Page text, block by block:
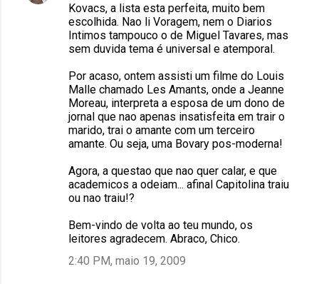
Kovacs, a lista esta perfeita, muito bem
escolhida. Nao li Voragem, nem o Diarios
Intimos tampouco o de Miguel Tavares, mas
sem duvida tema é universal e atemporal.
Por acaso, ontem assisti um filme do Louis
Malle chamado Les Amants, onde a Jeanne
Moreau, interpreta a esposa de um dono de
jornal que nao apenas insatisfeita em trair o
marido, trai o amante com um terceiro
amante. Ou seja, uma Bovary pos-moderna!
Agora, a questao que nao quer calar, e que
academicos a odeiam... afinal Capitolina traiu
ou nao traiu!?
Bem-vindo de volta ao teu mundo, os
leitores agradecem. Abraco, Chico.
2:40 PM, maio 19, 2009